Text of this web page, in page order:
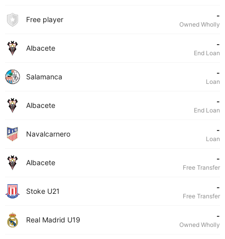
Free player -
Owned Wholly
Albacete -
End Loan
Salamanca -
Loan
Albacete -
End Loan
Navalcarnero -
Loan
Albacete -
Free Transfer
Stoke U21 -
Free Transfer
Real Madrid U19 -
Owned Wholly